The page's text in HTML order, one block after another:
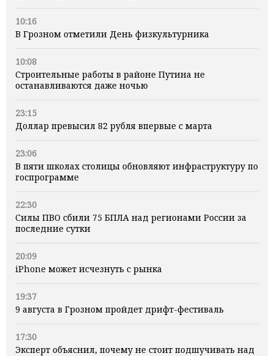
10:16
В Грозном отметили День физкультурника
10:08
Строительные работы в районе Путина не
останавливаются даже ночью
23:15
Доллар превысил 82 рубля впервые с марта
23:06
В пяти школах столицы обновляют инфраструктуру по
госпрограмме
22:30
Силы ПВО сбили 75 БПЛА над регионами России за
последние сутки
20:09
iPhone может исчезнуть с рынка
19:37
9 августа в Грозном пройдет дрифт-фестиваль
17:30
Эксперт объяснил, почему не стоит подшучивать над